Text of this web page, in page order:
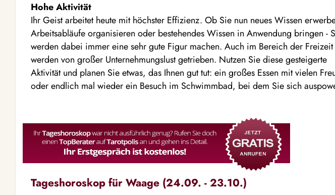
Hohe Aktivität
Ihr Geist arbeitet heute mit höchster Effizienz. Ob Sie nun neues Wissen
Arbeitsabläufe organisieren oder bestehendes Wissen in Anwendung bringen -
werden dabei immer eine sehr gute Figur machen. Auch im Bereich der Freizeit
werden von großer Unternehmungslust getrieben. Nutzen Sie diese gesteigerte
Aktivität und planen Sie etwas, das Ihnen gut tut: ein großes Essen mit vielen
oder endlich mal wieder ein Besuch im Schwimmbad, bei dem Sie sich
Tageshoroskop für Waage (24.09. - 23.10.)